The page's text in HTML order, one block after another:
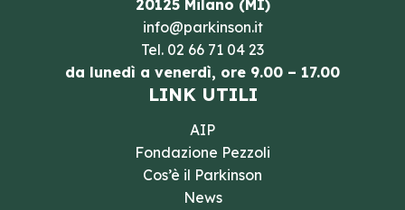
20125 Milano (MI)
info@parkinson.it
Tel. 02 66 71 04 23
da lunedì a venerdì, ore 9.00 – 17.00
LINK UTILI
AIP
Fondazione Pezzoli
Cos’è il Parkinson
News